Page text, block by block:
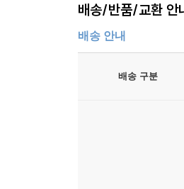
배송/반품/교환 안
배송 안내
배송 구분